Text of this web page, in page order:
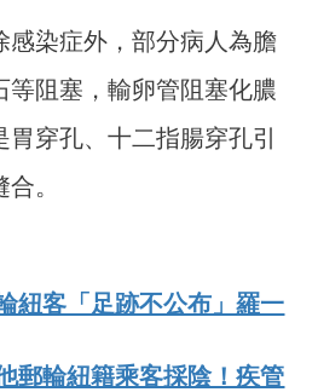
感染症外，部分病人為膽
等阻塞，輸卵管阻塞化膿
穿孔、十二指腸穿孔引
。
紐客「足跡不公布」羅一
郵輪紐籍乘客採陰！疾管